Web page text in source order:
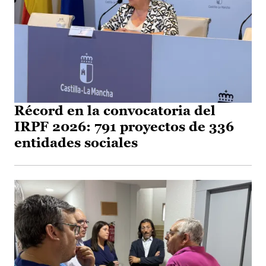
Récord en la convocatoria del
IRPF 2026: 791 proyectos de 336
entidades sociales